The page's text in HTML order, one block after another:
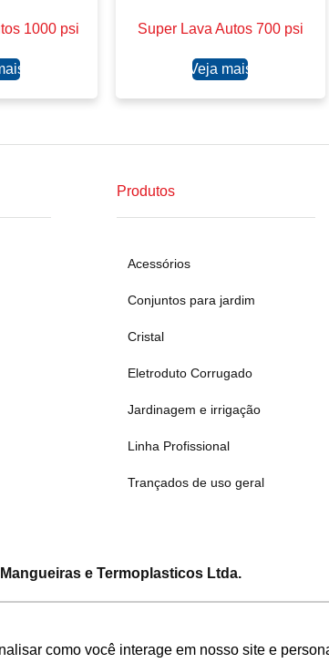
como você interage em nosso site e
1000 psi Super Lava Autos 700 psi
Ler mais
Produtos
Acessórios
Conjuntos para jardim
Cristal
Eletroduto Corrugado
Jardinagem e irrigação
Linha Profissional
Trançados de uso geral
e Termoplasticos Ltda.
– Betim – Minas Gerais – Brasil CEP